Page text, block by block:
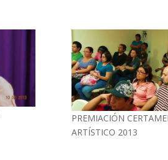
PREMIACIÓN
ARTÍSTICO 2013